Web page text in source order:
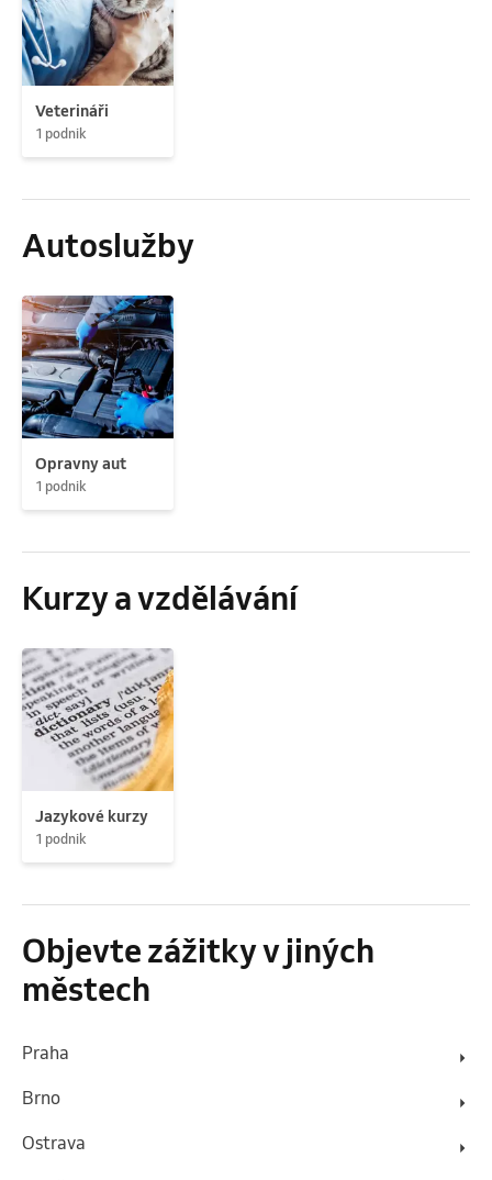
Veterináři
1 podnik
Autoslužby
Opravny aut
1 podnik
Kurzy a vzdělávání
Jazykové kurzy
1 podnik
Objevte zážitky v jiných
městech
Praha
Brno
Ostrava